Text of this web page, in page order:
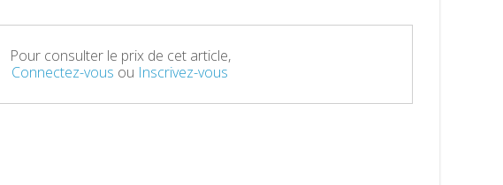
Pour consulter le prix de cet article,
Connectez-vous ou Inscrivez-vous